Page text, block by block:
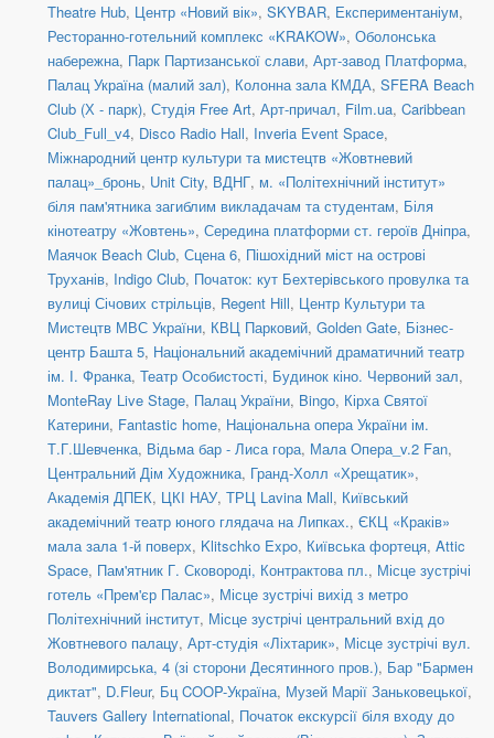
Theatre Hub, Центр «Новий вік», SKYBAR, Експериментаніум,
Ресторанно-готельний комплекс «KRAKOW», Оболонська
набережна, Парк Партизанської слави, Арт-завод Платформа,
Палац Україна (малий зал), Колонна зала КМДА, SFERA Beach
Club (Х - парк), Студія Free Art, Арт-причал, Film.ua, Caribbean
Club_Full_v4, Disco Radio Hall, Inveria Event Space,
Міжнародний центр культури та мистецтв «Жовтневий
палац»_бронь, Unit Сity, ВДНГ, м. «Політехнічний інститут»
біля пам'ятника загиблим викладачам та студентам, Біля
кінотеатру «Жовтень», Середина платформи ст. героїв Дніпра,
Маячок Beach Club, Сцена 6, Пішохідний міст на острові
Труханів, Indigo Club, Початок: кут Бехтерівського провулка та
вулиці Січових стрільців, Regent Hill, Центр Культури та
Мистецтв МВС України, КВЦ Парковий, Golden Gate, Бізнес-
центр Башта 5, Національний академічний драматичний театр
ім. І. Франка, Театр Особистості, Будинок кіно. Червоний зал,
MonteRay Live Stage, Палац України, Bingo, Кірха Святої
Катерини, Fantastic home, Національна опера України ім.
Т.Г.Шевченка, Відьма бар - Лиса гора, Мала Опера_v.2 Fan,
Центральний Дім Художника, Гранд-Холл «Хрещатик»,
Академія ДПЕК, ЦКІ НАУ, ТРЦ Lavina Mall, Київський
академічний театр юного глядача на Липках., ЄКЦ «Краків»
мала зала 1-й поверх, Klitschko Expo, Київська фортеця, Attic
Space, Пам'ятник Г. Сковороді, Контрактова пл., Місце зустрічі
готель «Прем'єр Палас», Місце зустрічі вихід з метро
Політехнічний інститут, Місце зустрічі центральний вхід до
Жовтневого палацу, Арт-студія «Ліхтарик», Місце зустрічі вул.
Володимирська, 4 (зі сторони Десятинного пров.), Бар "Бармен
диктат", D.Fleur, Бц COOP-Україна, Музей Марії Заньковецької,
Tauvers Gallery International, Початок екскурсії біля входу до